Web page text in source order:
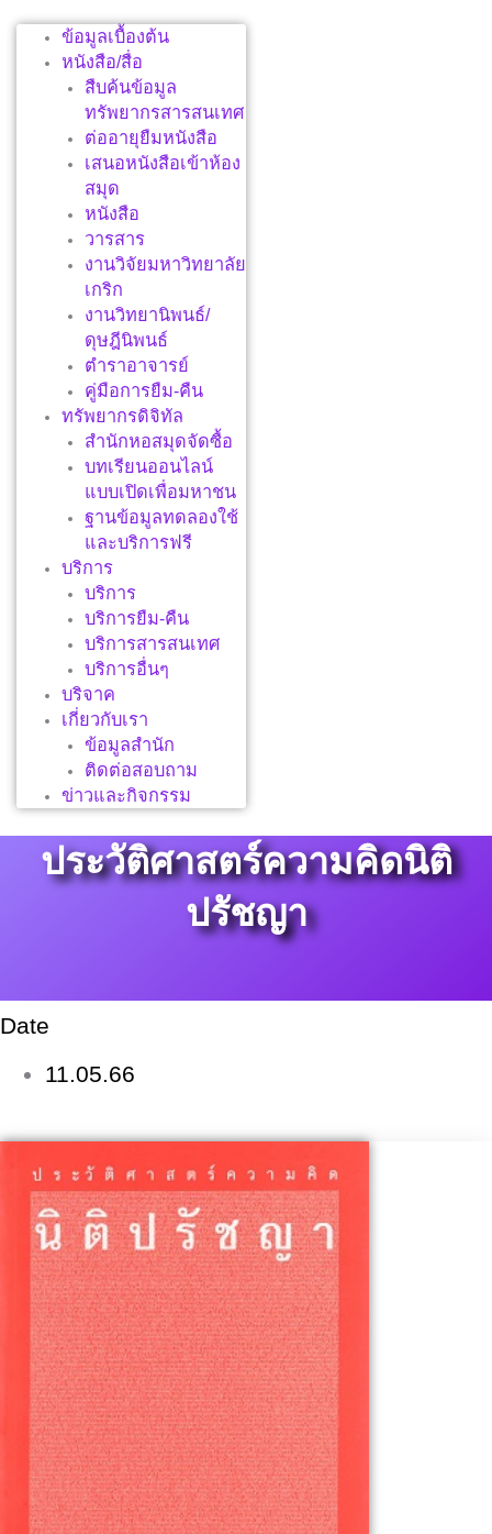
ข้อมูลเบื้องต้น
หนังสือ/สื่อ
สืบค้นข้อมูล
ทรัพยากรสารสนเทศ
ต่ออายุยืมหนังสือ
เสนอหนังสือเข้าห้อง
สมุด
หนังสือ
วารสาร
งานวิจัยมหาวิทยาลัย
เกริก
งานวิทยานิพนธ์/
ดุษฎีนิพนธ์
ตำราอาจารย์
คู่มือการยืม-คืน
ทรัพยากรดิจิทัล
สำนักหอสมุดจัดซื้อ
บทเรียนออนไลน์
แบบเปิดเพื่อมหาชน
ฐานข้อมูลทดลองใช้
และบริการฟรี
บริการ
บริการ
บริการยืม-คืน
บริการสารสนเทศ
บริการอื่นๆ
บริจาค
เกี่ยวกับเรา
ข้อมูลสำนัก
ติดต่อสอบถาม
ข่าวและกิจกรรม
ประวัติศาสตร์ความคิดนิติ
ปรัชญา
Date
11.05.66